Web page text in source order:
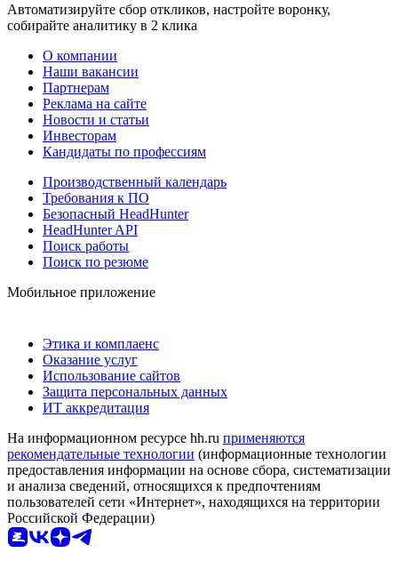
Автоматизируйте сбор откликов, настройте воронку,
собирайте аналитику в 2 клика
О компании
Наши вакансии
Партнерам
Реклама на сайте
Новости и статьи
Инвесторам
Кандидаты по профессиям
Производственный календарь
Требования к ПО
Безопасный HeadHunter
HeadHunter API
Поиск работы
Поиск по резюме
Мобильное приложение
Этика и комплаенс
Оказание услуг
Использование сайтов
Защита персональных данных
ИТ аккредитация
На информационном ресурсе hh.ru применяются
рекомендательные технологии (информационные технологии
предоставления информации на основе сбора, систематизации
и анализа сведений, относящихся к предпочтениям
пользователей сети «Интернет», находящихся на территории
Российской Федерации)